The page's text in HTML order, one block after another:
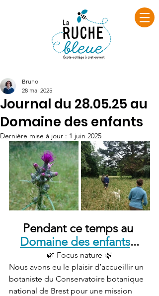
Journal du 28.05.25 au
Domaine des enfants
Bruno
28 mai 2025
Dernière mise à jour : 1 juin 2025
Pendant ce temps au
Domaine des enfants...
🌿 Focus nature 🌿
Nous avons eu le plaisir d’accueillir un
botaniste du Conservatoire botanique
national de Brest pour une mission